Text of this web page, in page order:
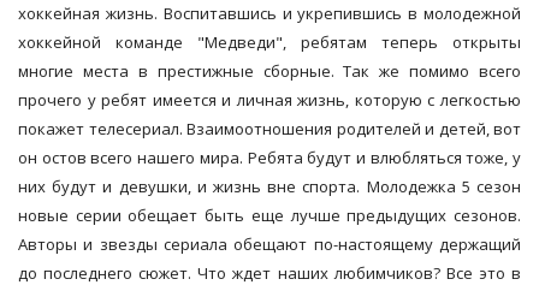
хоккейная жизнь. Воспитавшись и укрепившись в молодежной
хоккейной команде "Медведи", ребятам теперь открыты
многие места в престижные сборные. Так же помимо всего
прочего у ребят имеется и личная жизнь, которую с легкостью
покажет телесериал. Взаимоотношения родителей и детей, вот
он остов всего нашего мира. Ребята будут и влюбляться тоже, у
них будут и девушки, и жизнь вне спорта. Молодежка 5 сезон
новые серии обещает быть еще лучше предыдущих сезонов.
Авторы и звезды сериала обещают по-настоящему держащий
до последнего сюжет. Что ждет наших любимчиков? Все это в